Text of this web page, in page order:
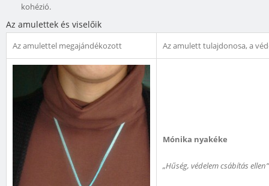
kohézió.
Az amulettek és viselőik
Az amulettel megajándékozott Az amulett tulajdonosa, a
Mónika nyakéke
„Hűség, védelem csábítás ellen”